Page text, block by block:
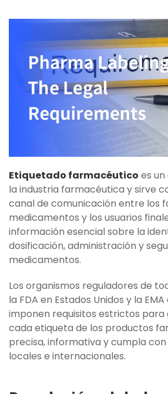
Etiquetado farmacéutico es
la industria farmacéutica y sirve
canal de comunicación entre los
medicamentos y los usuarios
información esencial sobre la
dosificación, administración y
medicamentos.
Los organismos reguladores de
la FDA en Estados Unidos y la
imponen requisitos estrictos para
cada etiqueta de los productos
precisa, informativa y cumpla
locales e internacionales.